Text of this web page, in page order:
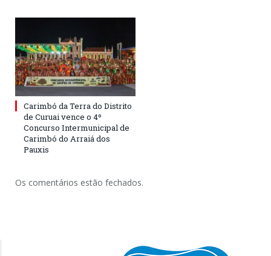
Carimbó da Terra do Distrito
de Curuai vence o 4º
Concurso Intermunicipal de
Carimbó do Arraiá dos
Pauxis
Os comentários estão fechados.